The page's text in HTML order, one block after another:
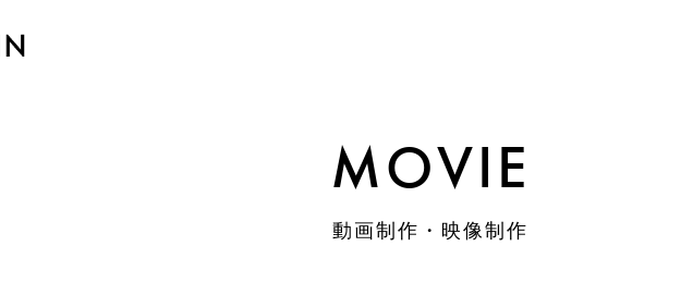
MOVIE
動画制作・映像制作